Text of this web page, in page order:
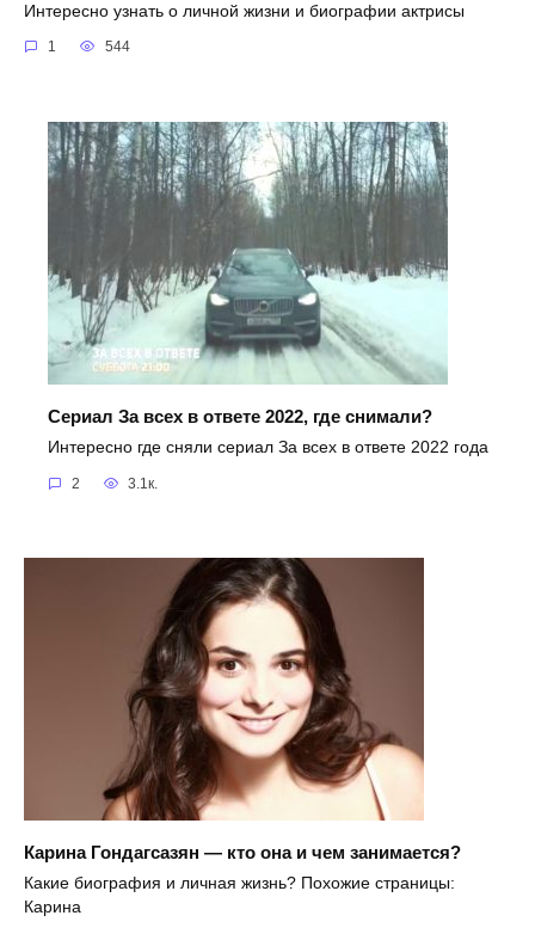
Интересно узнать о личной жизни и биографии актрисы
1 544
Сериал За всех в ответе 2022, где снимали?
Интересно где сняли сериал За всех в ответе 2022 года
2 3.1к.
Карина Гондагсазян — кто она и чем занимается?
Какие биография и личная жизнь? Похожие страницы:
Карина